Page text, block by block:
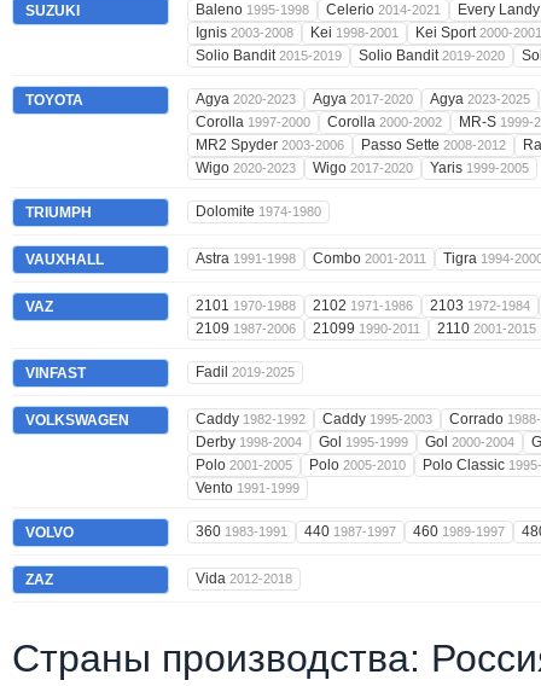
SUZUKI Baleno 1995-1998 Celerio 2014-2021
Every
Ignis 2003-2008 Kei 1998-2001 Kei Sport2000-2001
Solio Bandit2015-2019 Solio Bandit2019-2020
TOYOTA Agya 2020-2023 Agya 2017-2020 Agya 2023-2025
Corolla 1997-2000 Corolla 2000-2002 MR-S 1999-
MR2 Spyder 2003-2006 Passo Sette 2008-2012
Wigo 2020-2023 Wigo 2017-2020 Yaris 1999-2005
TRIUMPH Dolomite 1974-1980
VAUXHALL Astra 1991-1998 Combo 2001-2011 Tigra 1994-
VAZ 2101 1970-1988 2102 1971-1986 2103 1972-1984
2109 1987-2006 21099 1990-2011 2110 2001-2015
VINFAST Fadil 2019-2025
VOLKSWAGEN Caddy 1982-1992 Caddy 1995-2003 Corrado
Derby 1998-2004 Gol 1995-1999 Gol 2000-2004
Polo 2001-2005 Polo 2005-2010 Polo Classic
Vento 1991-1999
VOLVO 360 1983-1991 440 1987-1997 460 1989-1997
ZAZ Vida 2012-2018
Страны производства: